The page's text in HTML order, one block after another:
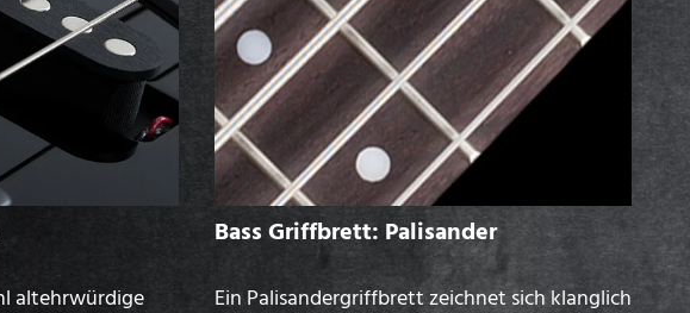
altehrwürdige
Bass Griffbrett: Palisander
Ein Palisandergriffbrett zeichnet sich klanglich